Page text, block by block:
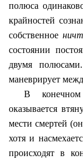
полюса
крайностей
собственное
состоянии
двумя
маневрирует
В конечном
оказывается
мести смертей
хотя и
происходят в